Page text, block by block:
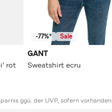
rot
-77%* Sale
GANT
Sweatshirt ecru
ggü. der UVP, sofern vorhanden